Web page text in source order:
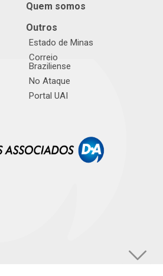
Quem somos
Outros
Estado de Minas
Correio
Braziliense
No Ataque
Portal UAI